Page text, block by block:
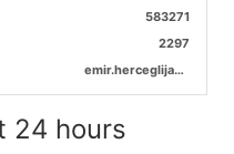
583271
2297
emir.herceglija00
24 hours